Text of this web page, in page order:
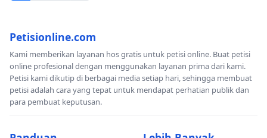
Petisionline.com
Kami memberikan layanan hos gratis untuk petisi online. Buat petisi
online profesional dengan menggunakan layanan prima dari kami.
Petisi kami dikutip di berbagai media setiap hari, sehingga membuat
petisi adalah cara yang tepat untuk mendapat perhatian publik dan
para pembuat keputusan.